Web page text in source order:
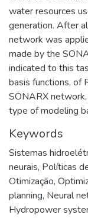
water resources
generation. After
network was
made by the
indicated to this
basis functions, of
SONARX
type of modeling
Keywords
Sistemas
neurais, Políticas
Otimização,
planning, Neural
Hydropower